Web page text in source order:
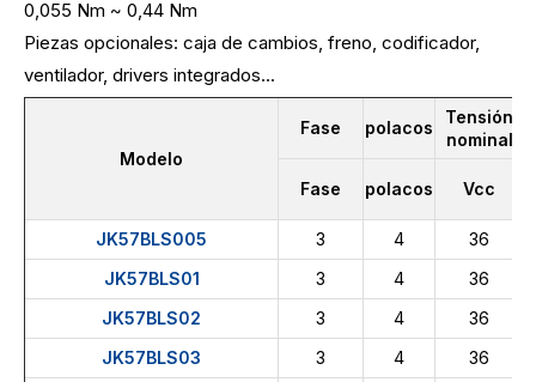
0,055 Nm ~ 0,44 Nm
Piezas opcionales: caja de cambios, freno, codificador,
ventilador, drivers integrados...
Modelo
Fase polacos
Tensión
nominal
Fase polacos Vcc
JK57BLS005 3 4
36
JK57BLS01
3 4
36
JK57BLS02
3 4
36
JK57BLS03
3 4
36